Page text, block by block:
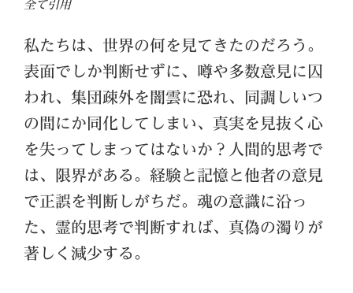
全て引用
私たちは、世界の何を見てきたのだろう。
表面でしか判断せずに、噂や多数意見に囚
われ、集団疎外を闇雲に恐れ、同調しいつ
の間にか同化してしまい、真実を見抜く心
を失ってしまってはないか？人間的思考で
は、限界がある。経験と記憶と他者の意見
で正誤を判断しがちだ。魂の意識に沿っ
た、霊的思考で判断すれば、真偽の濁りが
著しく減少する。